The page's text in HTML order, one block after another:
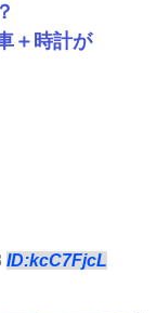
＋時計が
ID:kcC7FjcL